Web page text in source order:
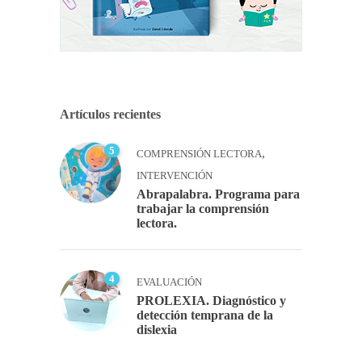
Artículos recientes
5 COMPRENSIÓN LECTORA,
INTERVENCIÓN
Abrapalabra. Programa para
trabajar la comprensión
lectora.
4 EVALUACIÓN
PROLEXIA. Diagnóstico y
detección temprana de la
dislexia